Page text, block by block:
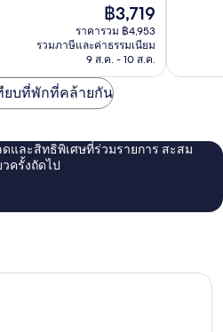
ราคา
ปัจจุบัน
คือ
฿3,719
฿3,719
ราคารวม ฿4,953
รวมภาษีและค่าธรรมเนียม
9 ส.ค. - 10 ส.ค.
ยบที่พักที่คล้ายกัน
และสิทธิพิเศษที่ร่วมรายการ สะสม
ครั้งถัดไป